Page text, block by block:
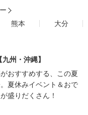
熊本
大分
州・沖縄】
おすすめする、この夏
夏休みイベント＆おで
盛りだくさん！